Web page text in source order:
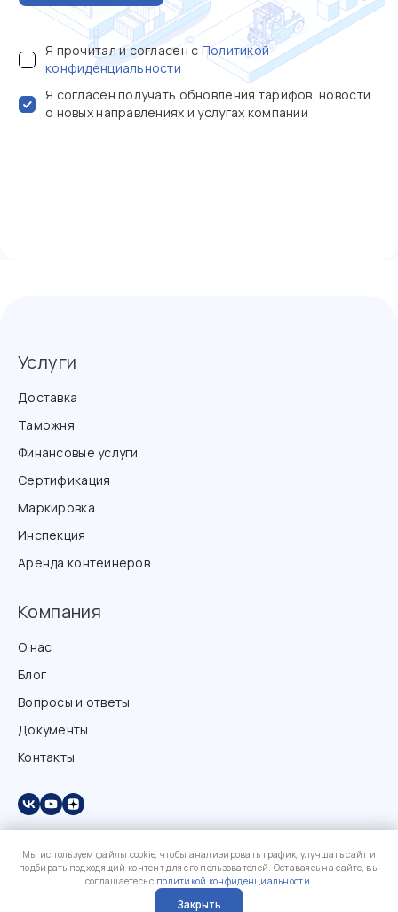
Я прочитал и согласен с Политикой
конфиденциальности
Я согласен получать обновления тарифов, новости
о новых направлениях и услугах компании
Услуги
Доставка
Таможня
Финансовые услуги
Сертификация
Маркировка
Инспекция
Аренда контейнеров
Компания
О нас
Блог
Вопросы и ответы
Документы
Контакты
Мы используем файлы cookie, чтобы анализировать трафик, улучшать сайт и
подбирать подходящий контент для его пользователей. Оставаясь на сайте, вы
соглашаетесь с политикой конфиденциальности.
Закрыть